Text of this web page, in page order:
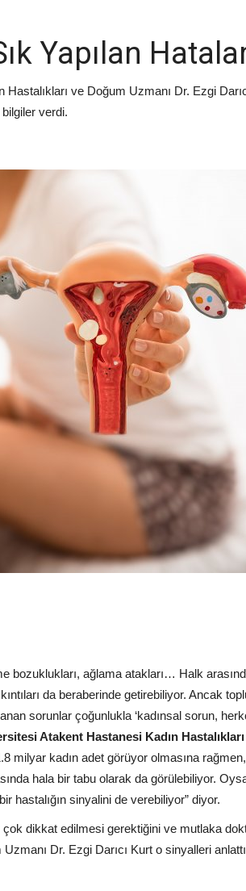
Yapılan
ve Doğum Uzmanı Dr. Ezgi
verdi.
bozuklukları, ağlama atakları… Halk
da beraberinde getirebiliyor. Ancak
sorunlar çoğunlukla ‘kadınsal sorun,
Atakent Hastanesi Kadın
milyar kadın adet görüyor olmasına
hala bir tabu olarak da görülebiliyor.
hastalığın sinyalini de verebiliyor” diyor.
dikkat edilmesi gerektiğini ve mutlaka
Dr. Ezgi Darıcı Kurt o sinyalleri